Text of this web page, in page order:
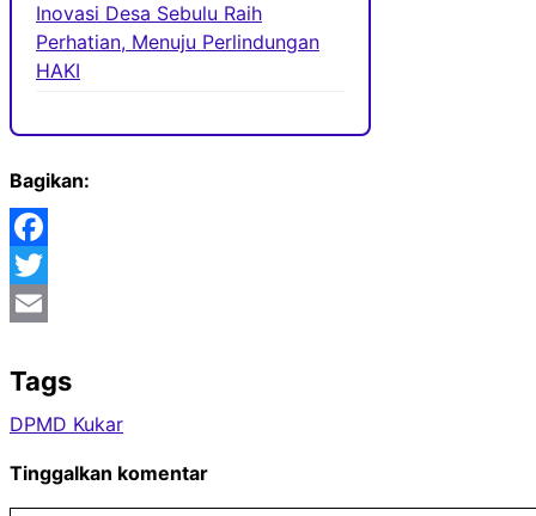
Inovasi Desa Sebulu Raih
Perhatian, Menuju Perlindungan
HAKI
Bagikan:
Facebook
Twitter
Tags
DPMD Kukar
Tinggalkan komentar